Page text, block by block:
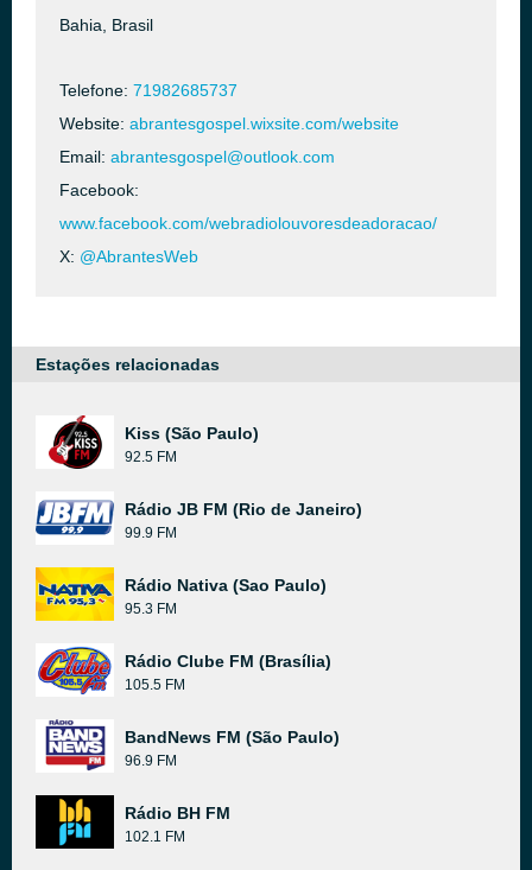
Bahia, Brasil
Telefone: 71982685737
Website: abrantesgospel.wixsite.com/website
Email: abrantesgospel@outlook.com
Facebook:
www.facebook.com/webradiolouvoresdeadoracao/
X: @AbrantesWeb
Estações relacionadas
Kiss (São Paulo)
92.5 FM
Rádio JB FM (Rio de Janeiro)
99.9 FM
Rádio Nativa (Sao Paulo)
95.3 FM
Rádio Clube FM (Brasília)
105.5 FM
BandNews FM (São Paulo)
96.9 FM
Rádio BH FM
102.1 FM